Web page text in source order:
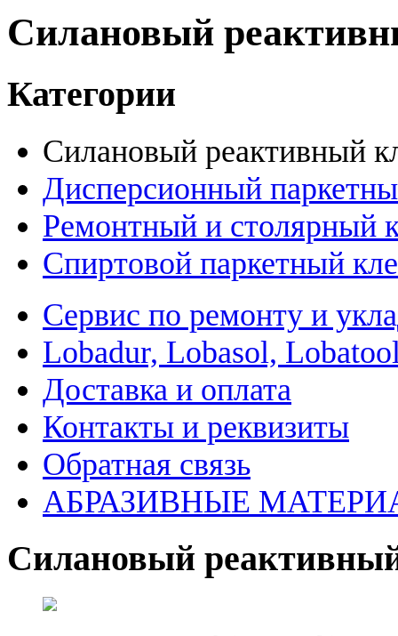
Силановый
Категории
Силановый реактивный
Дисперсионный
Ремонтный и столярный
Спиртовой паркетный
Сервис по ремонту и
Lobadur, Lobasol,
Доставка и оплата
Контакты и реквизиты
Обратная связь
АБРАЗИВНЫЕ
Силановый